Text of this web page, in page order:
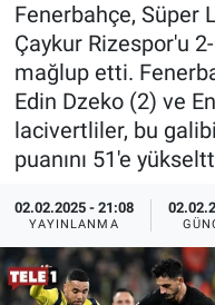
Fenerbahçe, Süper
Çaykur Rizespor'u
mağlup etti.
Edin Dzeko (2) ve
lacivertliler, bu
puanını 51'e
02.02.2025 - 21:08
YAYINLANMA
Dünya
Ege Saati
Ege'den Esintiler
Eğitim
Eğlence
Spor
Yayın Akışı
İletişim
Son Dakika
Haber Arşivi